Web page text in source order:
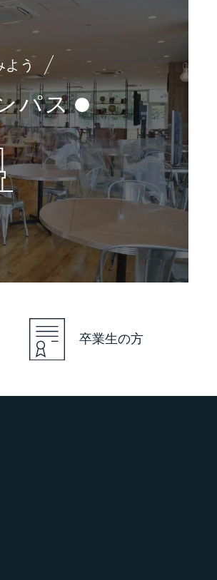
う
パス
卒業生の方